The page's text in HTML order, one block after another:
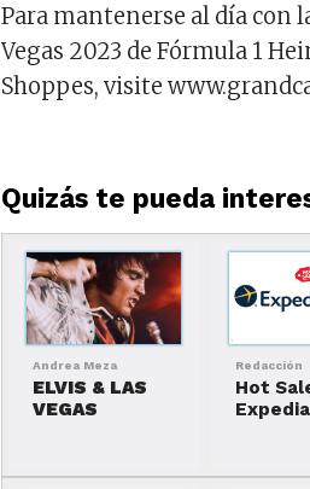
Para mantenerse al día con
Vegas 2023 de Fórmula 1
Shoppes, visite
Quizás te pueda
Andrea Meza
ELVIS & LAS
VEGAS
Redacción
Hot